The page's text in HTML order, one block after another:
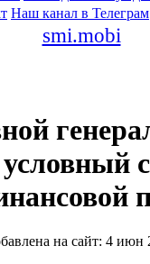
Наш канал в Телеграм
smi.mobi
на сайт: 4 июн